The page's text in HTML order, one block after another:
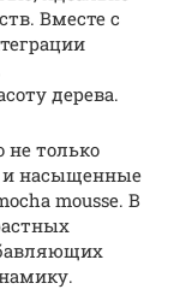
Вместе с
дерева.
не только
и насыщенные
mousse. В